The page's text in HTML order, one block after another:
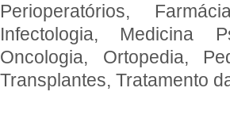
Perioperatórios,
Infectologia, Medicina
Oncologia, Ortopedia,
Transplantes, Tratamento